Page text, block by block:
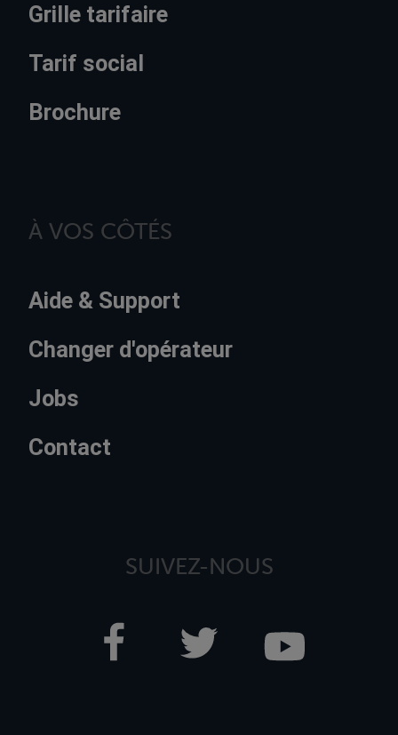
Grille tarifaire
Tarif social
Brochure
À VOS CÔTÉS
Aide & Support
Changer d'opérateur
Jobs
Contact
SUIVEZ-NOUS